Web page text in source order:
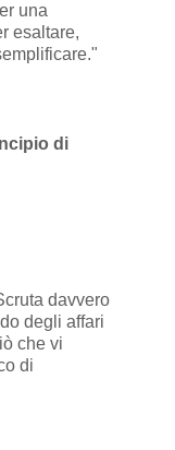
una
esaltare,
di
davvero
degli affari
che vi
di